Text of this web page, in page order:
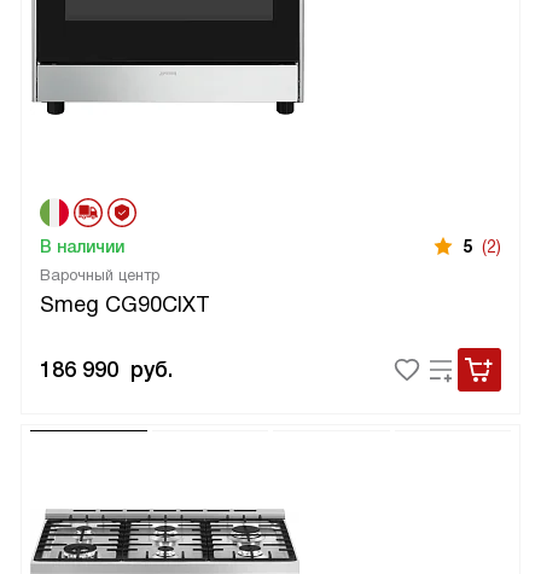
Варочный центр
Smeg CG90CIXT
В наличии 5 (2)
186 990 руб.